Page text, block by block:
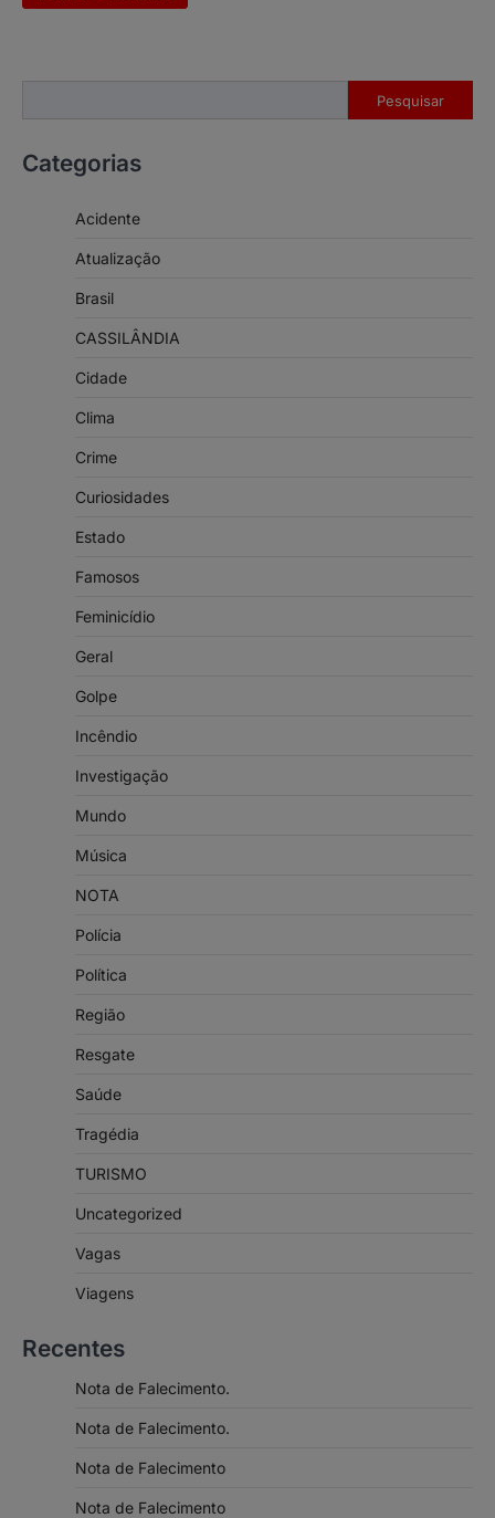
Pesquisar
Categorias
Acidente
Atualização
Brasil
CASSILÂNDIA
Cidade
Clima
Crime
Curiosidades
Estado
Famosos
Feminicídio
Geral
Golpe
Incêndio
Investigação
Mundo
Música
NOTA
Polícia
Política
Região
Resgate
Saúde
Tragédia
TURISMO
Uncategorized
Vagas
Viagens
Recentes
Nota de Falecimento.
Nota de Falecimento.
Nota de Falecimento
Nota de Falecimento